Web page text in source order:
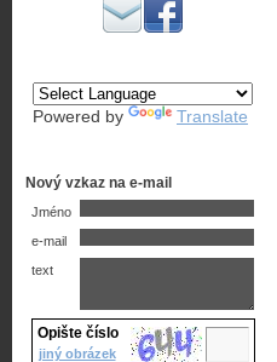
Powered by Translate
Nový vzkaz na e-mail
Jméno
e-mail
text
Opište číslo
jiný obrázek